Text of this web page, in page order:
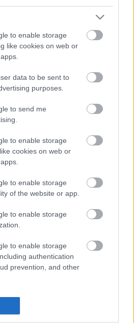
to enable storage
like cookies on web or
data to be sent to
purposes.
to send me
to enable storage
cookies on web or
to enable storage
of the website or app.
to enable storage
to enable storage
authentication
prevention, and other
vegetáriánus
magyaros
rakott karfiol
Lakoma